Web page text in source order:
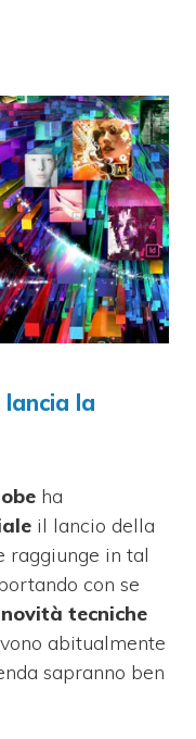
la
ha
il lancio della
raggiunge in tal
con se
novità tecniche
abitualmente
sapranno ben